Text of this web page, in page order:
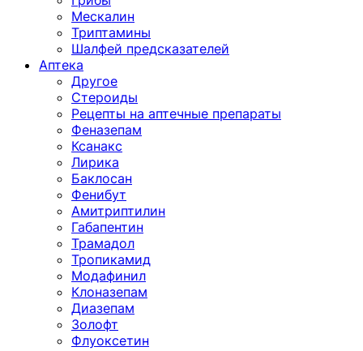
Мескалин
Триптамины
Шалфей предсказателей
Аптека
Другое
Стероиды
Рецепты на аптечные препараты
Феназепам
Ксанакс
Лирика
Баклосан
Фенибут
Амитриптилин
Габапентин
Трамадол
Тропикамид
Модафинил
Клоназепам
Диазепам
Золофт
Флуоксетин